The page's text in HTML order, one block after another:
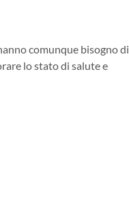
comunque bisogno di
lo stato di salute e